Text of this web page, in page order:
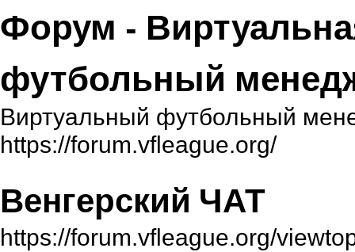
Форум -
футбольный
Виртуальный футбольный
https://forum.vfleague.org/
Венгерский ЧАТ
https://forum.vfleague.org/